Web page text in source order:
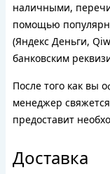
наличными,
помощью
(Яндекс Деньги,
банковским
После того как вы
менеджер
предоставит
Доставка